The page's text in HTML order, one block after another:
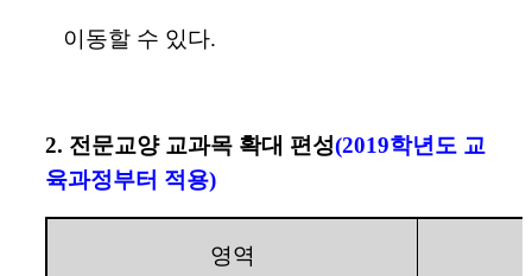
이동할 수 있다.
2. 전문교양 교과목 확대 편성(2019학년도 교
육과정부터 적용)
영역